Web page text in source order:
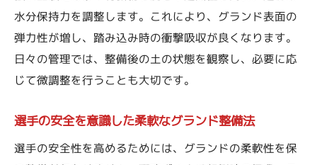
水分保持力を調整します。これにより、グランド表面の
弾力性が増し、踏み込み時の衝撃吸収が良くなります。
日々の管理では、整備後の土の状態を観察し、必要に応
じて微調整を行うことも大切です。
選手の安全を意識した柔軟なグランド整備法
選手の安全性を高めるためには、グランドの柔軟性を保